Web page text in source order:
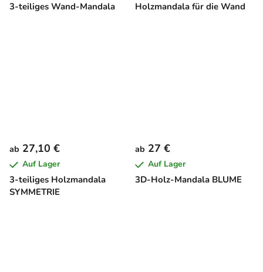
3-teiliges Wand-Mandala Holzmandala für die Wand
3-teiliges Holzmandala
SYMMETRIE
ab 27,10 €
Auf Lager
3D-Holz-Mandala BLUME
ab 27 €
Auf Lager